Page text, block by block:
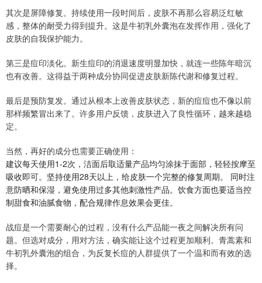
其次是屏障修复。持续使用一段时间后，皮肤不再那么容易泛红敏
感，整体的耐受力得到提升。这是牛初乳外囊泡在发挥作用，强化了
皮肤的自我保护能力。
第三是痘印淡化。新生痘印的消退速度明显加快，就连一些陈年暗沉
也有改善。这得益于两种成分协同促进皮肤新陈代谢和修复过程。
最后是预防复发。通过从根本上改善皮肤状态，新的痘痘也不像以前
那样频繁冒出来了。许多用户反馈，皮肤进入了良性循环，越来越稳
定。
当然，再好的成分也需要正确使用：
建议每天使用1-2次，洁面后取适量产品均匀涂抹于面部，轻轻按摩至
吸收即可。坚持使用28天以上，给皮肤一个完整的修复周期。 同时注
意防晒和保湿，避免使用过多其他刺激性产品。饮食方面也要适当控
制甜食和油腻食物，配合规律作息效果会更佳。
战痘是一个需要耐心的过程，没有什么产品能一夜之间解决所有问
题。但选对成分，用对方法，确实能让这个过程更加顺利。青蒿素和
牛初乳外囊泡的组合，为反复长痘的人群提供了一个温和而有效的选
择。